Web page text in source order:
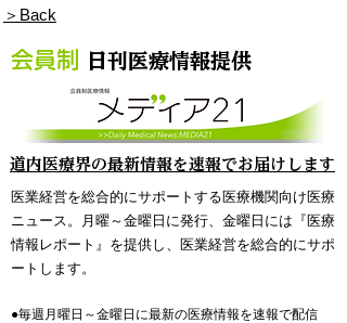
​＞Back
会員制 日刊医療情報提供
​道内医療界の最新情報を速報でお届けします
医業経営を総合的にサポートする医療機関向け医療
ニュース。月曜～金曜日に発行、金曜日には『医療
情報レポート』を提供し、医業経営を総合的にサポ
ートします。
●毎週月曜日～金曜日に最新の医療情報を速報で配信​